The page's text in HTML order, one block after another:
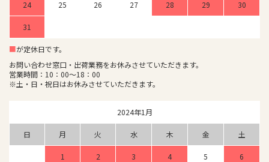
24 25 26 27 28 29 30
31
■が定休日です。
お問い合わせ窓口・出荷業務をお休みさせていただきます。
営業時間：10：00～18：00
※土・日・祝日はお休みさせていただきます。
2024年1月
日 月 火 水 木 金 土
1 2 3 4 5 6